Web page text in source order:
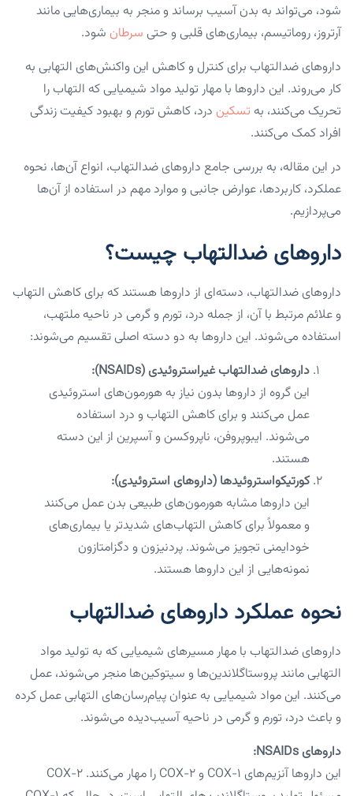
شود، می‌تواند به بدن آسیب برساند و منجر به بیماری‌هایی مانند
آرتروز، روماتیسم، بیماری‌های قلبی و حتی سرطان شود.
داروهای ضدالتهاب برای کنترل و کاهش این واکنش‌های التهابی به
کار می‌روند. این داروها با مهار تولید مواد شیمیایی که التهاب را
تحریک می‌کنند، به تسکین درد، کاهش تورم و بهبود کیفیت زندگی
افراد کمک می‌کنند.
در این مقاله، به بررسی جامع داروهای ضدالتهاب، انواع آن‌ها، نحوه
عملکرد، کاربردها، عوارض جانبی و موارد مهم در استفاده از آن‌ها
می‌پردازیم.
داروهای ضدالتهاب چیست؟
داروهای ضدالتهاب، دسته‌ای از داروها هستند که برای کاهش التهاب
و علائم مرتبط با آن، از جمله درد، تورم و گرمی در ناحیه ملتهب،
استفاده می‌شوند. این داروها به دو دسته اصلی تقسیم می‌شوند:
داروهای ضدالتهاب غیراستروئیدی (NSAIDs):
این گروه از داروها بدون نیاز به هورمون‌های استروئیدی
عمل می‌کنند و برای کاهش التهاب و درد استفاده
می‌شوند. ایبوپروفن، ناپروکسن و آسپرین از این دسته
هستند.
کورتیکواستروئیدها (داروهای استروئیدی):
این داروها مشابه هورمون‌های طبیعی بدن عمل می‌کنند
و معمولاً برای کاهش التهاب‌های شدیدتر یا بیماری‌های
خودایمنی تجویز می‌شوند. پردنیزون و دگزامتازون
نمونه‌هایی از این داروها هستند.
نحوه عملکرد داروهای ضدالتهاب
داروهای ضدالتهاب با مهار مسیرهای شیمیایی که به تولید مواد
التهابی مانند پروستاگلاندین‌ها و سیتوکین‌ها منجر می‌شوند، عمل
می‌کنند. این مواد شیمیایی به عنوان پیام‌رسان‌های التهابی عمل کرده
و باعث درد، تورم و گرمی در ناحیه آسیب‌دیده می‌شوند.
داروهای NSAIDs:
این داروها آنزیم‌های COX-۱ و COX-۲ را مهار می‌کنند. COX-۲